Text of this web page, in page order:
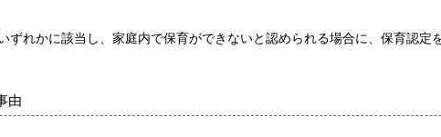
れかに該当し、家庭内で保育ができないと認められる場合に、保育認定
由